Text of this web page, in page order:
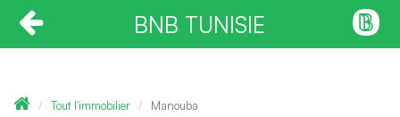
BNB TUNISIE
Tout l'immobilier Manouba